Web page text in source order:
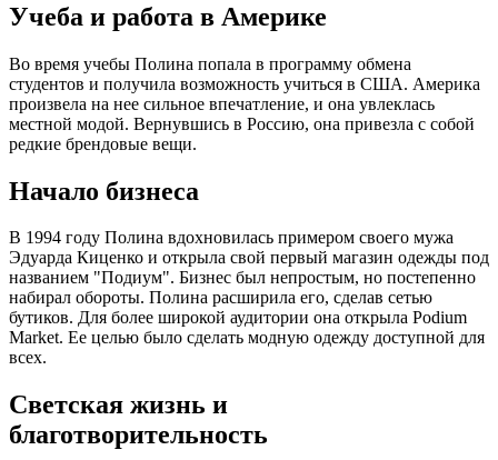
Учеба и работа в Америке
Во время учебы Полина попала в программу обмена
студентов и получила возможность учиться в США. Америка
произвела на нее сильное впечатление, и она увлеклась
местной модой. Вернувшись в Россию, она привезла с собой
редкие брендовые вещи.
Начало бизнеса
В 1994 году Полина вдохновилась примером своего мужа
Эдуарда Киценко и открыла свой первый магазин одежды под
названием "Подиум". Бизнес был непростым, но постепенно
набирал обороты. Полина расширила его, сделав сетью
бутиков. Для более широкой аудитории она открыла Podium
Market. Ее целью было сделать модную одежду доступной для
всех.
Светская жизнь и
благотворительность